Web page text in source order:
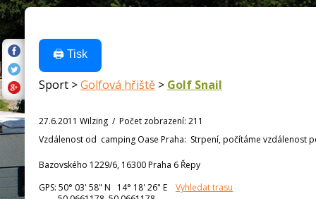
🖨️ Tisk
Sport >Golfová hřiště > Golf Snail
27.6.2011 Wilzing / Počet zobrazení: 211
Vzdálenost od camping Oase Praha: Strpení, počítáme vzdálenost
Bazovského 1229/6, 16300 Praha 6 Řepy
GPS: 50° 03' 58" N 14° 18' 26" E
Vyhledat trasu